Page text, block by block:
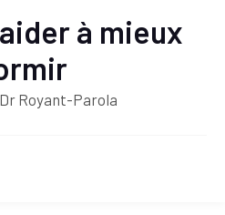
à mieux
Royant-Parola